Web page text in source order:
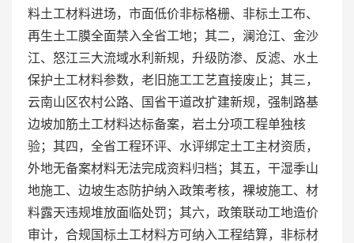
料土工材料进场，市面低价非标格栅、非标土工布、
再生土工膜全面禁入全省工地；其二，澜沧江、金沙
江、怒江三大流域水利新规，升级防渗、反滤、水土
保护土工材料参数，老旧施工工艺直接废止；其三，
云南山区农村公路、国省干道改扩建新规，强制路基
边坡加筋土工材料达标备案，岩土分项工程单独核
验；其四，全省工程环评、水评绑定土工主材资质，
外地无备案材料无法完成资料归档；其五，干湿季山
地施工、边坡生态防护纳入政策考核，裸坡施工、材
料露天违规堆放面临处罚；其六，政策联动工地造价
审计，合规国标土工材料方可纳入工程结算，非标材